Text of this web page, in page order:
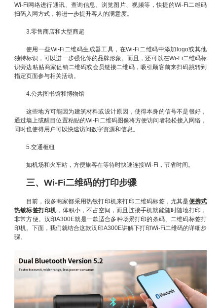
Wi-Fi网络进行通讯、查询信息、浏览图片、视频等，快捷的Wi-Fi二维码
扫码入网方式，将进一步提升客人的满意度。
3.零售商店和大型商超
使用一些Wi-Fi二维码生成器工具，在Wi-Fi二维码中添加logo或其他
独特标识，可以进一步强化你的品牌形象。而且，还可以在Wi-Fi二维码标
识旁边粘贴商家促销二维码或会员链接二维码，吸引顾客前来扫码跳转到
指定页面参与相关活动。
4.公共图书馆和博物馆
这些地方可能因为建筑材料或设计原因，使得本身的信号不是很好，
通过墙上或醒目位置粘贴的Wi-Fi二维码图像将方便访问者轻松接入网络，
同时也使得用户可以快速访问数字资源和信息。
5.交通枢纽
如机场和火车站，方便旅客在等待时快速连接Wi-Fi，节省时间。
三、Wi-Fi二维码的打印步骤
目前，很多商家都采用热敏打印机来打印二维码标签，尤其是便携式
热敏标签打印机，体积小，不占空间，而且连接手机就能随时随地打印，
非常方便。汉印A300E就是一款适合多种场景打印的条码、二维码标签打
印机。下面，我们就结合这款汉印A300E讲解下打印Wi-Fi二维码的详细步
骤。